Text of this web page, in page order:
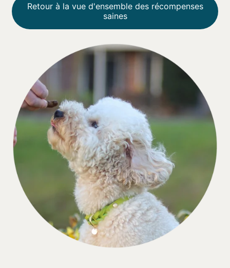
Retour à la vue d'ensemble des récompenses
saines